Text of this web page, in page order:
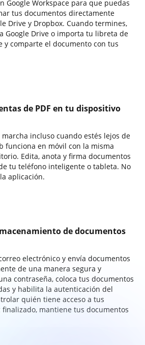
Google Workspace para que puedas
tus documentos directamente
Drive y Dropbox. Cuando termines,
Google Drive o importa tu libreta de
y comparte el documento con tus
de PDF en tu dispositivo
incluso cuando estés lejos de
funciona en móvil con la misma
Edita, anota y firma documentos
tu teléfono inteligente o tableta. No
aplicación.
de documentos
electrónico y envía documentos
de una manera segura y
contraseña, coloca tus documentos
y habilita la autenticación del
quién tiene acceso a tus
finalizado, mantiene tus documentos